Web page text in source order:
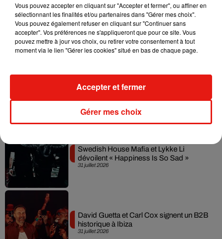
6 août 2026
Il y a 10 ans, DJ Snake changeait de
dimension avec son premier...
Fred again.. et Latin Mafia dévoilent enfin
leur mixtape créée en...
31 juillet 2026
Swedish House Mafia et Lykke Li
dévoilent « Happiness Is So Sad »
31 juillet 2026
David Guetta et Carl Cox signent un B2B
historique à Ibiza
Vous pouvez accepter en cliquant sur "Accepter et fermer", ou affiner en
sélectionnant les finalités et/ou partenaires dans "Gérer mes choix".
Vous pouvez également refuser en cliquant sur "Continuer sans
accepter". Vos préférences ne s'appliqueront que pour ce site. Vous
pouvez mettre à jour vos choix, ou retirer votre consentement à tout
moment via le lien "Gérer les cookies" situé en bas de chaque page.
Gérer mes choix
Accepter et fermer